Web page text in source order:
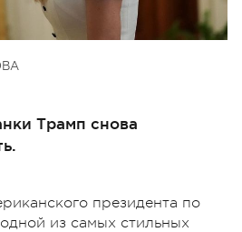
Трамп снова
президента по
из самых стильных